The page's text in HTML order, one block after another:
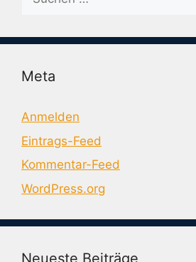
nach:
Meta
Anmelden
Eintrags-Feed
Kommentar-Feed
WordPress.org
Neueste Beiträge